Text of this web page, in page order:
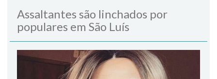
Assaltantes são linchados por
populares em São Luís